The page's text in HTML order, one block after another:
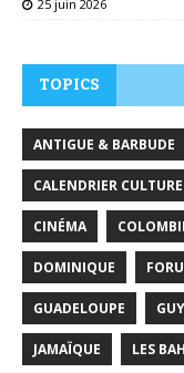
25 juin 2026
TOPICS
ANTIGUE & BARBUDE
CALENDRIER
CINÉMA
DOMINIQUE
GUADELOUPE
JAMAÏQUE LES